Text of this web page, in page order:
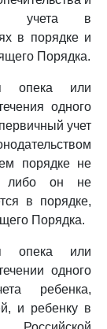
учета в
в порядке и
Порядка.
опека или
одного
учет
порядке не
либо он не
в порядке,
Порядка.
опека или
одного
ребенка,
и ребенку в